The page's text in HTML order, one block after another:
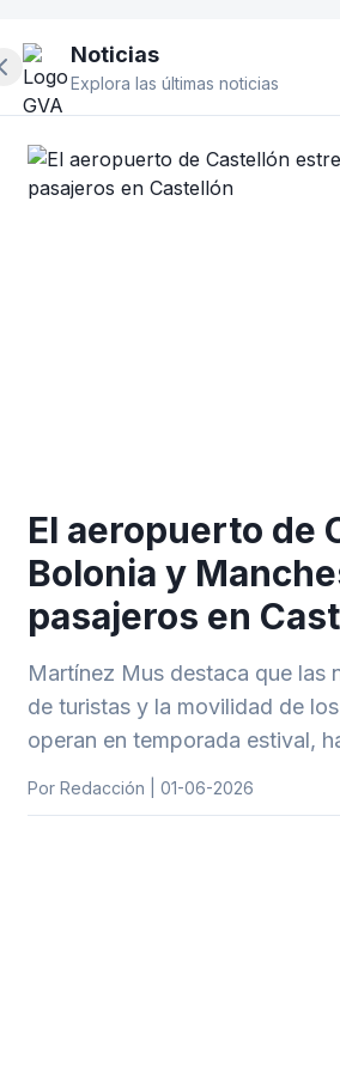
Ocultar panel lateral
Noticias
Explora las últimas noticias
El aeropuerto de
Bolonia y
pasajeros en
Martínez Mus destaca que las
de turistas y la movilidad de
operan en temporada estival,
Por Redacción | 01-06-2026